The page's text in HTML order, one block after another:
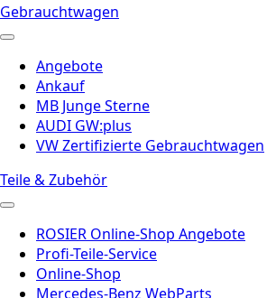
Gebrauchtwagen
Angebote
Ankauf
MB Junge Sterne
AUDI GW:plus
VW Zertifizierte Gebrauchtwagen
Teile & Zubehör
ROSIER Online-Shop Angebote
Profi-Teile-Service
Online-Shop
Mercedes-Benz WebParts